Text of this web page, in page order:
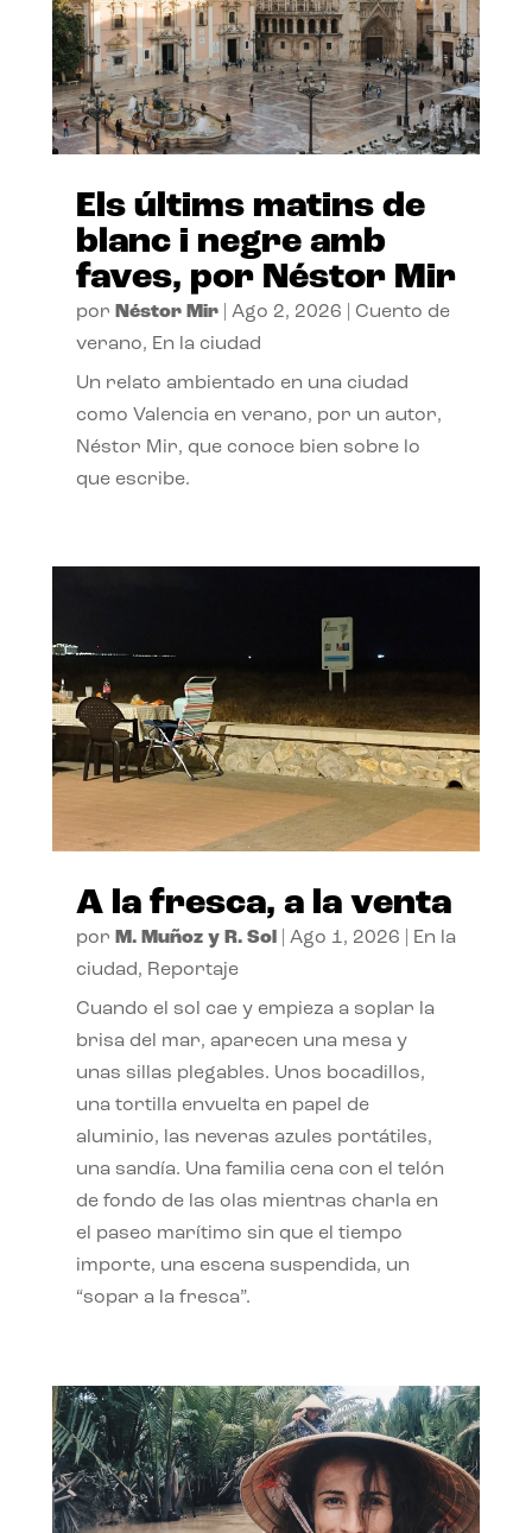
Els últims matins de
blanc i negre amb
faves, por Néstor Mir
por Néstor Mir| Ago 2, 2026
Cuento de
verano, En la ciudad
Un relato ambientado en una ciudad
como Valencia en verano, por un autor,
Néstor Mir, que conoce bien sobre lo
que escribe.
A la fresca, a la venta
por M. Muñoz y R. Sol| Ago 1, 2026
En la
ciudad, Reportaje
Cuando el sol cae y empieza a soplar la
brisa del mar, aparecen una mesa y
unas sillas plegables. Unos bocadillos,
una tortilla envuelta en papel de
aluminio, las neveras azules portátiles,
una sandía. Una familia cena con el telón
de fondo de las olas mientras charla en
el paseo marítimo sin que el tiempo
importe, una escena suspendida, un
“sopar a la fresca”.